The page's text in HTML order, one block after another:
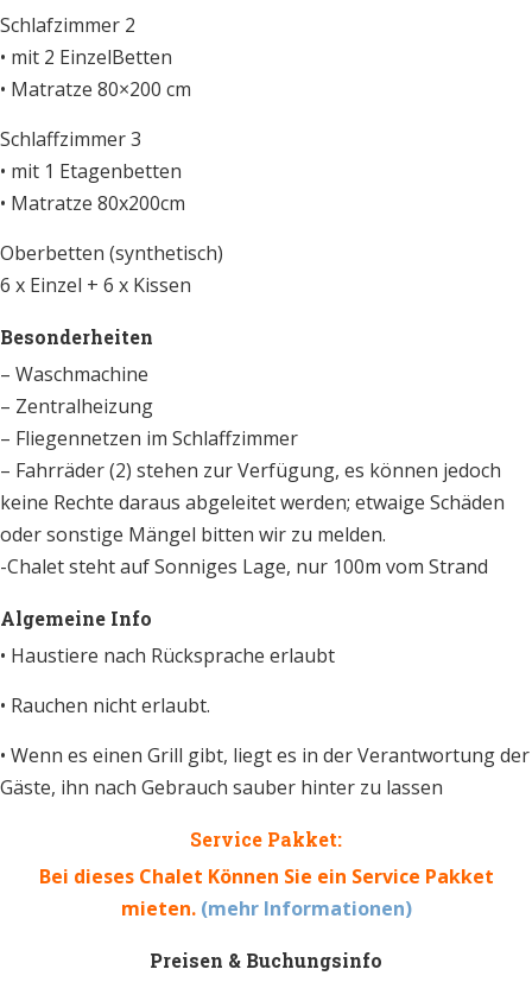
Schlafzimmer 2
• mit 2 EinzelBetten
• Matratze 80×200 cm
Schlaffzimmer 3
• mit 1 Etagenbetten
• Matratze 80x200cm
Oberbetten (synthetisch)
6 x Einzel + 6 x Kissen
Besonderheiten
– Waschmachine
– Zentralheizung
– Fliegennetzen im Schlaffzimmer
– Fahrräder (2) stehen zur Verfügung, es können jedoch
keine Rechte daraus abgeleitet werden; etwaige Schäden
oder sonstige Mängel bitten wir zu melden.
-Chalet steht auf Sonniges Lage, nur 100m vom Strand
Algemeine Info
• Haustiere nach Rücksprache erlaubt
• Rauchen nicht erlaubt.
• Wenn es einen Grill gibt, liegt es in der Verantwortung der
Gäste, ihn nach Gebrauch sauber hinter zu lassen
Service Pakket:
Bei dieses Chalet Können Sie ein Service Pakket
mieten. (mehr Informationen)
Preisen & Buchungsinfo